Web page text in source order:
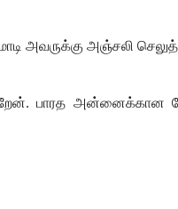
அவருக்கு அஞ்சலி
பாரத அன்னைக்கான